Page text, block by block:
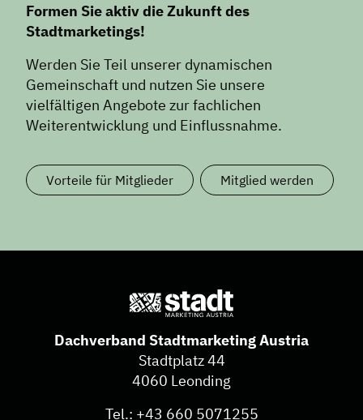
Formen Sie aktiv die Zukunft des
Stadtmarketings!
Werden Sie Teil unserer dynamischen
Gemeinschaft und nutzen Sie unsere
vielfältigen Angebote zur fachlichen
Weiterentwicklung und Einflussnahme.
Vorteile für Mitglieder Mitglied werden
Dachverband Stadtmarketing Austria
Stadtplatz 44
4060 Leonding
Tel.: +43 660 5071255